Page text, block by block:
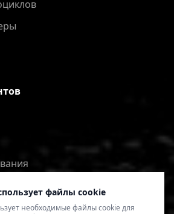
файлы cookie
необходимые файлы cookie для